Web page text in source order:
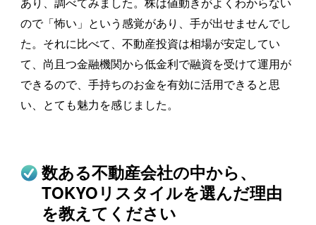
ので「怖い」という感覚があり、手が出せませんでし
た。それに比べて、不動産投資は相場が安定してい
て、尚且つ金融機関から低金利で融資を受けて運用が
できるので、手持ちのお金を有効に活用できると思
い、とても魅力を感じました。
数ある不動産会社の中から、
TOKYOリスタイルを選んだ理由
を教えてください